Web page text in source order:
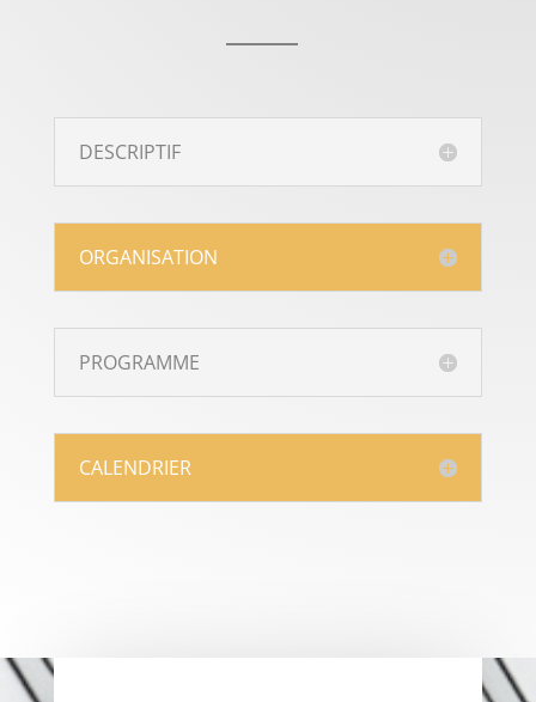
DESCRIPTIF
ORGANISATION
PROGRAMME
CALENDRIER